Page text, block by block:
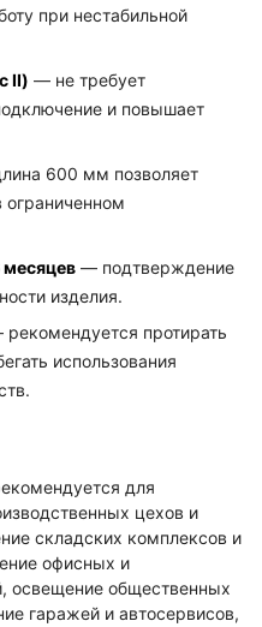
при нестабильной
II) — не требует
и повышает
600 мм позволяет
ограниченном
месяцев — подтверждение
изделия.
протирать
использования
для
цехов и
складских комплексов и
офисных и
освещение общественных
гаражей и автосервисов,